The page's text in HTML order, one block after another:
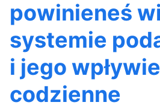
powinieneś
systemie
i jego
codzienne